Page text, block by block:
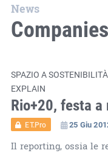
News
SPAZIO A
EXPLAIN
Rio+20, festa
ET.Pro 25 Giu
Il reporting, ossia le